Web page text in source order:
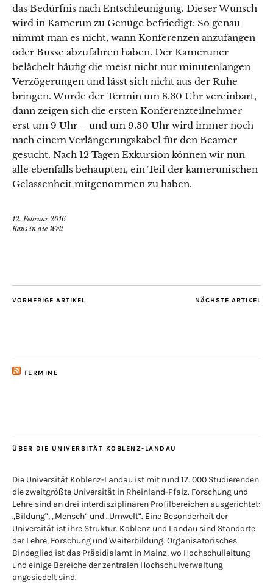
das Bedürfnis nach Entschleunigung. Dieser Wunsch
wird in Kamerun zu Genüge befriedigt: So genau
nimmt man es nicht, wann Konferenzen anzufangen
oder Busse abzufahren haben. Der Kameruner
belächelt häufig die meist nicht nur minutenlangen
Verzögerungen und lässt sich nicht aus der Ruhe
bringen. Wurde der Termin um 8.30 Uhr vereinbart,
dann zeigen sich die ersten Konferenzteilnehmer
erst um 9 Uhr – und um 9.30 Uhr wird immer noch
nach einem Verlängerungskabel für den Beamer
gesucht. Nach 12 Tagen Exkursion können wir nun
alle ebenfalls behaupten, ein Teil der kamerunischen
Gelassenheit mitgenommen zu haben.
12. Februar 2016
Raus in die Welt
VORHERIGE ARTIKEL NÄCHSTE ARTIKEL
TERMINE
ÜBER DIE UNIVERSITÄT KOBLENZ-LANDAU
Die Universität Koblenz-Landau ist mit rund 17. 000 Studierenden
die zweitgrößte Universität in Rheinland-Pfalz. Forschung und
Lehre sind an drei interdisziplinären Profilbereichen ausgerichtet:
„Bildung“, „Mensch“ und „Umwelt“. Eine Besonderheit der
Universität ist ihre Struktur. Koblenz und Landau sind Standorte
der Lehre, Forschung und Weiterbildung. Organisatorisches
Bindeglied ist das Präsidialamt in Mainz, wo Hochschulleitung
und einige Bereiche der zentralen Hochschulverwaltung
angesiedelt sind.